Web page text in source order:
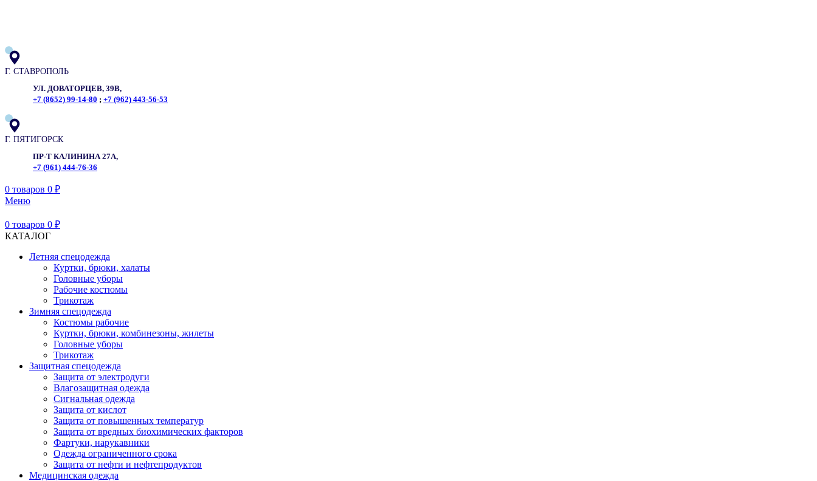
Г. СТАВРОПОЛЬ
УЛ. ДОВАТОРЦЕВ, 39В,
+7 (8652) 99-14-80 ; +7 (962) 443-56-53
Г. ПЯТИГОРСК
ПР-Т КАЛИНИНА 27А,
+7 (961) 444-76-36
0 товаров 0 ₽
Меню
0 товаров 0 ₽
КАТАЛОГ
Летняя спецодежда
Куртки, брюки, халаты
Головные уборы
Рабочие костюмы
Трикотаж
Зимняя спецодежда
Костюмы рабочие
Куртки, брюки, комбинезоны, жилеты
Головные уборы
Трикотаж
Защитная спецодежда
Защита от электродуги
Влагозащитная одежда
Сигнальная одежда
Защита от кислот
Защита от повышенных температур
Защита от вредных биохимических факторов
Фартуки, нарукавники
Одежда ограниченного срока
Защита от нефти и нефтепродуктов
Медицинская одежда